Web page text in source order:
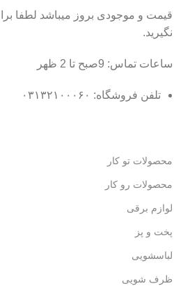
قیمت و موجودی بروز میباشد لطفا
نگیرید.
ساعات تماس: 9صبح تا 2 ظهر
تلفن فروشگاه: ۰۳۱۳۲۱۰۰۰۶۰
محصولات تو کار
محصولات رو کار
لوازم برقی
پخت و پز
لباسشویی
ظرف شویی